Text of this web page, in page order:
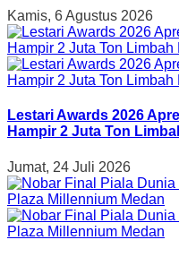
Kamis, 6 Agustus 2026
Lestari Awards 2026
Hampir 2 Juta Ton
Jumat, 24 Juli 2026